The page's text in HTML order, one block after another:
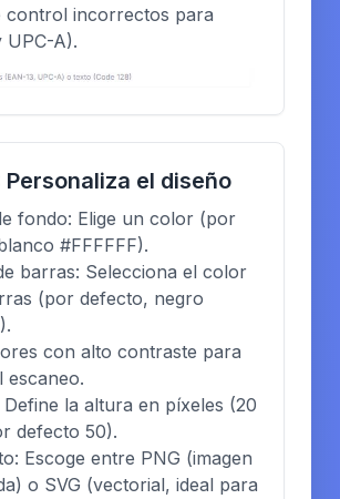
control incorrectos para
UPC-A).
Personaliza el diseño
fondo: Elige un color (por
#FFFFFF).
barras: Selecciona el color
(por defecto, negro
con alto contraste para
escaneo.
la altura en píxeles (20
defecto 50).
Escoge entre PNG (imagen
o SVG (vectorial, ideal para